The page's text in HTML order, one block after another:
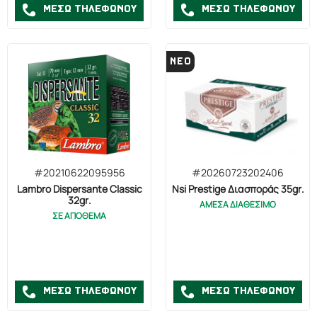
ΜΕΣΩ ΤΗΛΕΦΩΝΟΥ ΜΕΣΩ ΤΗΛΕΦΩΝΟΥ
#20210622095956
Lambro Dispersante Classic
32gr.
ΣΕ ΑΠΟΘΕΜΑ
ΜΕΣΩ ΤΗΛΕΦΩΝΟΥ
#20260723202406
Nsi Prestige Διασποράς 35gr.
ΑΜΕΣΑ ΔΙΑΘΕΣΙΜΟ
ΜΕΣΩ ΤΗΛΕΦΩΝΟΥ
ΝΕΟ